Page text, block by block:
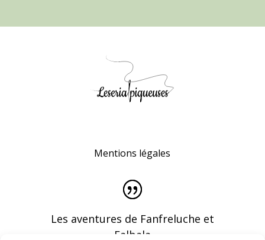
Mentions légales
Les aventures de Fanfreluche et
Falbala